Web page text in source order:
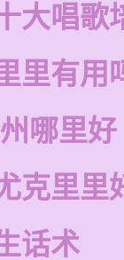
大唱歌
里有用
哪里好
克里里
话术